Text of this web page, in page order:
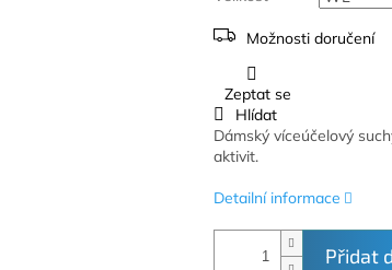
Možnosti doručení
Přidat
Dámský víceúčelový
aktivit.
Detailní informace
Zeptat se
Hlídat